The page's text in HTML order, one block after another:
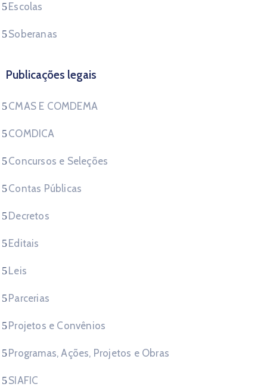
Escolas
Soberanas
Publicações legais
CMAS E COMDEMA
COMDICA
Concursos e Seleções
Contas Públicas
Decretos
Editais
Leis
Parcerias
Projetos e Convênios
Programas, Ações, Projetos e Obras
SIAFIC